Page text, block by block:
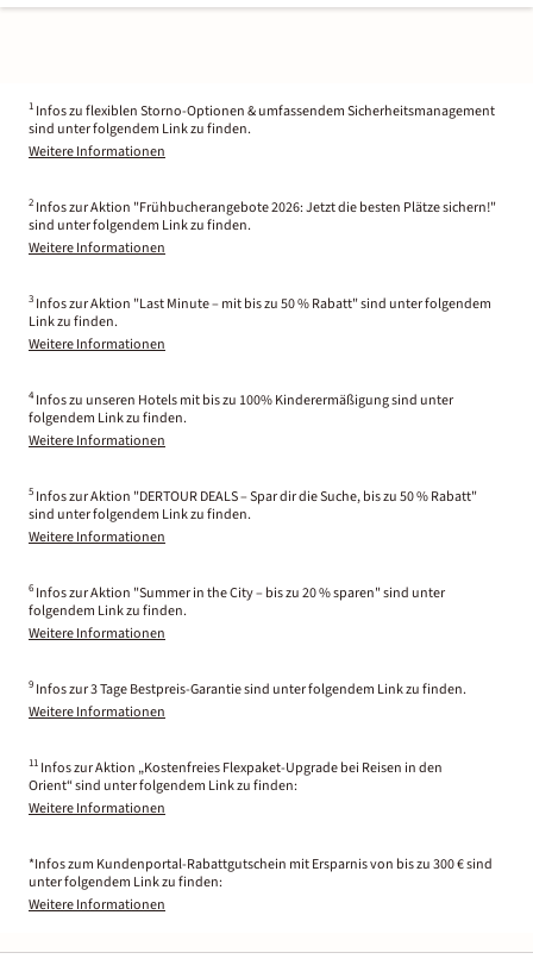
1 Infos zu flexiblen Storno-Optionen & umfassendem Sicherheitsmanagement
sind unter folgendem Link zu finden.
Weitere Informationen
2 Infos zur Aktion "Frühbucherangebote 2026: Jetzt die besten Plätze sichern!"
sind unter folgendem Link zu finden.
Weitere Informationen
3 Infos zur Aktion "Last Minute – mit bis zu 50 % Rabatt" sind unter folgendem
Link zu finden.
Weitere Informationen
4 Infos zu unseren Hotels mit bis zu 100% Kinderermäßigung sind unter
folgendem Link zu finden.
Weitere Informationen
5 Infos zur Aktion "DERTOUR DEALS – Spar dir die Suche, bis zu 50 % Rabatt"
sind unter folgendem Link zu finden.
Weitere Informationen
6 Infos zur Aktion "Summer in the City – bis zu 20 % sparen" sind unter
folgendem Link zu finden.
Weitere Informationen
9 Infos zur 3 Tage Bestpreis-Garantie sind unter folgendem Link zu finden.
Weitere Informationen
11 Infos zur Aktion „Kostenfreies Flexpaket-Upgrade bei Reisen in den
Orient“ sind unter folgendem Link zu finden:
Weitere Informationen
*Infos zum Kundenportal-Rabattgutschein mit Ersparnis von bis zu 300 € sind
unter folgendem Link zu finden:
Weitere Informationen